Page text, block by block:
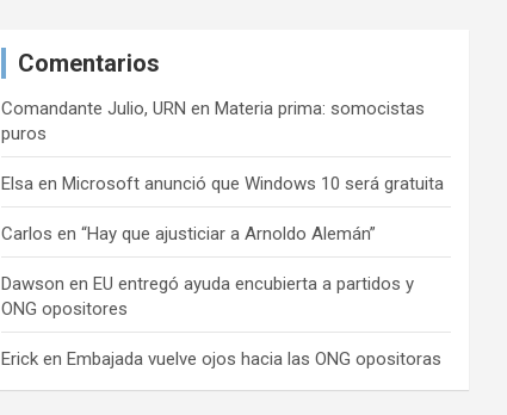
Comentarios
Comandante Julio, URN en Materia prima: somocistas
puros
Elsa en Microsoft anunció que Windows 10 será gratuita
Carlosen“Hay que ajusticiar a Arnoldo Alemán”
Dawson en EU entregó ayuda encubierta a partidos y
ONG opositores
Erick en Embajada vuelve ojos hacia las ONG opositoras